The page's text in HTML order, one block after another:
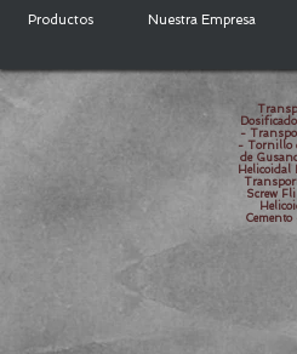
Productos Nuestra Empresa
-
- Tornillo
de
Helicoidal
Screw